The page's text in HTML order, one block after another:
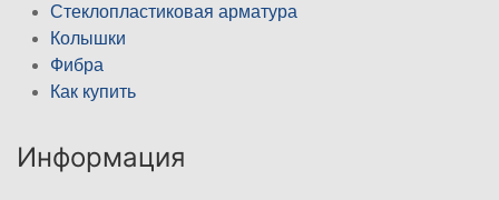
Стеклопластиковая арматура
Колышки
Фибра
Как купить
Информация